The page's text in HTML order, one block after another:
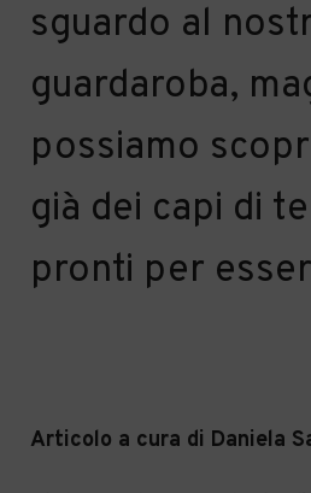
sguardo al
guardaroba,
possiamo
già dei capi di
pronti per
Articolo a cura di Daniela